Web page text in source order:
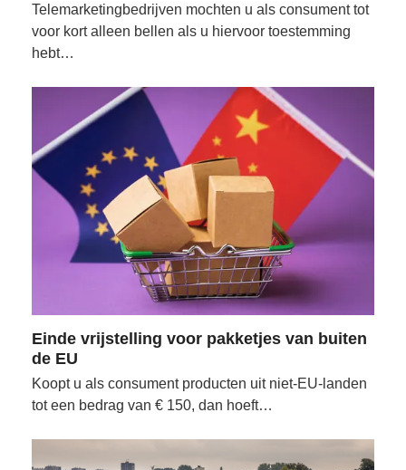
Telemarketingbedrijven mochten u als consument tot
voor kort alleen bellen als u hiervoor toestemming
hebt…
Einde vrijstelling voor pakketjes van buiten
de EU
Koopt u als consument producten uit niet-EU-landen
tot een bedrag van € 150, dan hoeft…